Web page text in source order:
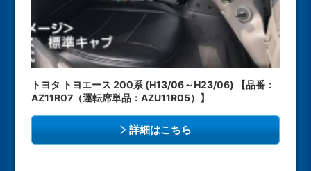
トヨタ トヨエース 200系 (H13/06～H23/06) 【品番：
AZ11R07（運転席単品：AZU11R05）】
詳細はこちら